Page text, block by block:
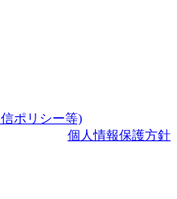
ポリシー等)
個人情報保護方針